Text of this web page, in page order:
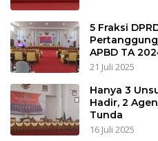
5 Fraksi
APBD TA
21 Juli 2025
Hanya 3
Hadir, 2
Tunda
16 Juli 2025